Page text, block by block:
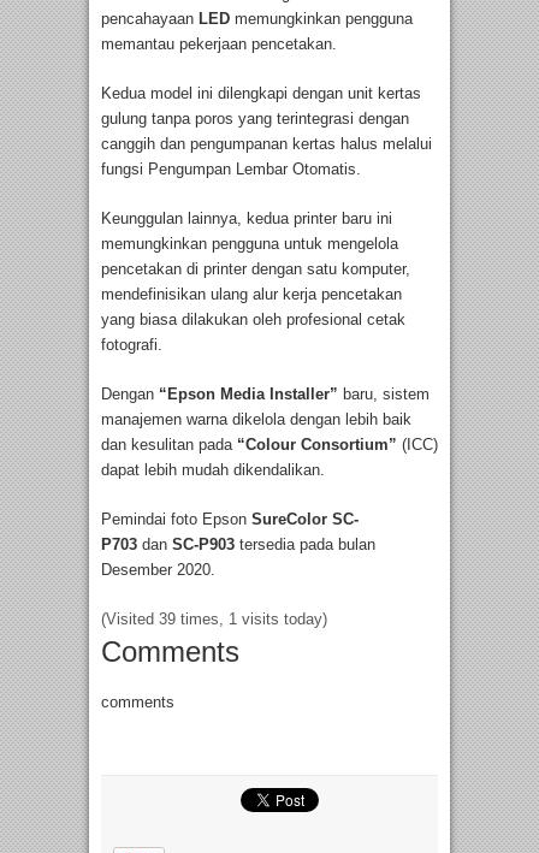
pencahayaan LED memungkinkan pengguna
memantau pekerjaan pencetakan.
Kedua model ini dilengkapi dengan unit kertas
gulung tanpa poros yang terintegrasi dengan
canggih dan pengumpanan kertas halus melalui
fungsi Pengumpan Lembar Otomatis.
Keunggulan lainnya, kedua printer baru ini
memungkinkan pengguna untuk mengelola
pencetakan di printer dengan satu komputer,
mendefinisikan ulang alur kerja pencetakan
yang biasa dilakukan oleh profesional cetak
fotografi.
Dengan “Epson Media Installer” baru, sistem
manajemen warna dikelola dengan lebih baik
dan kesulitan pada “Colour Consortium” (ICC)
dapat lebih mudah dikendalikan.
Pemindai foto Epson SureColor SC-
P703 dan SC-P903 tersedia pada bulan
Desember 2020.
(Visited 39 times, 1 visits today)
Comments
comments